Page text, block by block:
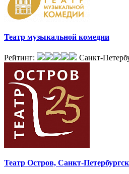
Театр музыкальной комедии
Рейтинг: Санкт-
Театр Остров, Санкт-